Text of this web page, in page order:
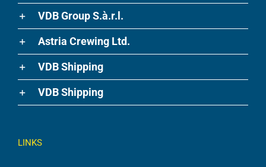
VDB Group S.à.r.l.
Astria Crewing Ltd.
VDB Shipping
VDB Shipping
LINKS